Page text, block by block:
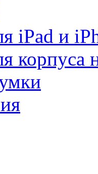
iPad и
корпуса